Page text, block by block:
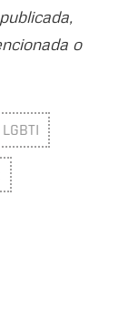
o
LGBTI